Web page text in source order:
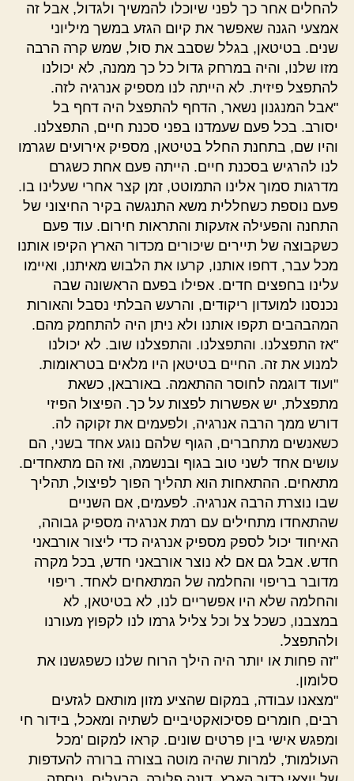
להחלים אחר כך לפני שיוכלו להמשיך ולגדול, אבל זה
אמצעי הגנה שאפשר את קיום הגזע במשך מיליוני
שנים. בטיטאן, בגלל שסבב את סול, שמש קרה הרבה
מזו שלנו, והיה במרחק גדול כל כך ממנה, לא יכולנו
להתפצל פיזית. לא הייתה לנו מספיק אנרגיה לזה.
"אבל המנגנון נשאר, הדחף להתפצל היה דחף בל
יסורב. בכל פעם שעמדנו בפני סכנת חיים, התפצלנו.
והיו שם, בתחנת החלל בטיטאן, מספיק אירועים שגרמו
לנו להרגיש בסכנת חיים. הייתה פעם אחת כשגרם
מדרגות סמוך אלינו התמוטט, זמן קצר אחרי שעלינו בו.
פעם נוספת כשחללית משא התנגשה בקיר החיצוני של
התחנה והפעילה אזעקות והתראות חירום. עוד פעם
כשקבוצה של תיירים שיכורים מכדור הארץ הקיפו אותנו
מכל עבר, דחפו אותנו, קרעו את הלבוש מאיתנו, ואיימו
עלינו בחפצים חדים. אפילו בפעם הראשונה שבה
נכנסנו למועדון ריקודים, והרעש הבלתי נסבל והאורות
המהבהבים תקפו אותנו ולא ניתן היה להתחמק מהם.
"אז התפצלנו. והתפצלנו. והתפצלנו שוב. לא יכולנו
למנוע את זה. החיים בטיטאן היו מלאים בטראומות.
"ועוד דוגמה לחוסר ההתאמה. באורבאן, כשאת
מתפצלת, יש אפשרות לפצות על כך. הפיצול הפיזי
דורש ממך הרבה אנרגיה, ולפעמים את זקוקה לה.
כשאנשים מתחברים, הגוף שלהם נוגע אחד בשני, הם
עושים אחד לשני טוב בגוף ובנשמה, ואז הם מתאחדים.
מתאחים. ההתאחות הוא תהליך הפוך לפיצול, תהליך
שבו נוצרת הרבה אנרגיה. לפעמים, אם השניים
שהתאחדו מתחילים עם רמת אנרגיה מספיק גבוהה,
האיחוד יכול לספק מספיק אנרגיה כדי ליצור אורבאני
חדש. אבל גם אם לא נוצר אורבאני חדש, בכל מקרה
מדובר בריפוי והחלמה של המתאחים לאחד. ריפוי
והחלמה שלא היו אפשריים לנו, לא בטיטאן, לא
במצבנו, כשכל צל וכל צליל גרמו לנו לקפוץ מעורנו
ולהתפצל.
"זה פחות או יותר היה הילך הרוח שלנו כשפגשנו את
סלומון.
"מצאנו עבודה, במקום שהציע מזון מותאם לגזעים
רבים, חומרים פסיכואקטיביים לשתיה ומאכל, בידור חי
ומפגש אישי בין פרטים שונים. קראו למקום 'מכל
העולמות', למרות שהיה מוטה בצורה ברורה להעדפות